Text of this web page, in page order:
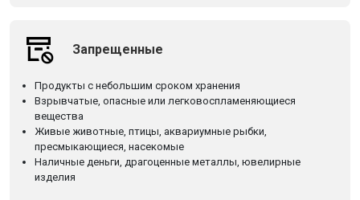
Запрещенные
Продукты с небольшим сроком хранения
Взрывчатые, опасные или легковоспламеняющиеся
вещества
Живые животные, птицы, аквариумные рыбки,
пресмыкающиеся, насекомые
Наличные деньги, драгоценные металлы, ювелирные
изделия